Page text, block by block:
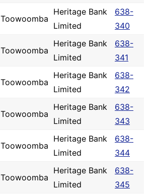
Toowoomba
Heritage Bank
Limited
638-
340
Toowoomba
Heritage Bank
Limited
638-
341
Toowoomba
Heritage Bank
Limited
638-
342
Toowoomba
Heritage Bank
Limited
638-
343
Toowoomba
Heritage Bank
Limited
638-
344
Toowoomba
Heritage Bank
Limited
638-
345